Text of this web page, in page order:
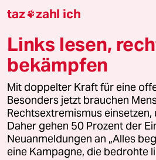
Downloads für Abonnierende
© 2026 taz Verlags und Vertriebs
Alle Rechte vorbehalten. Bei rechtlichen
wenden Sie sich bitte an
lizenzen@taz.de
Feedback Redaktionsstatut
taz zahl ich
Links lesen,
bekämpfen
Mit doppelter Kraft für eine
Besonders jetzt brauchen
Rechtsextremismus
Daher gehen 50 Prozent der
Neuanmeldungen an „Alles
eine Kampagne, die bedrohte